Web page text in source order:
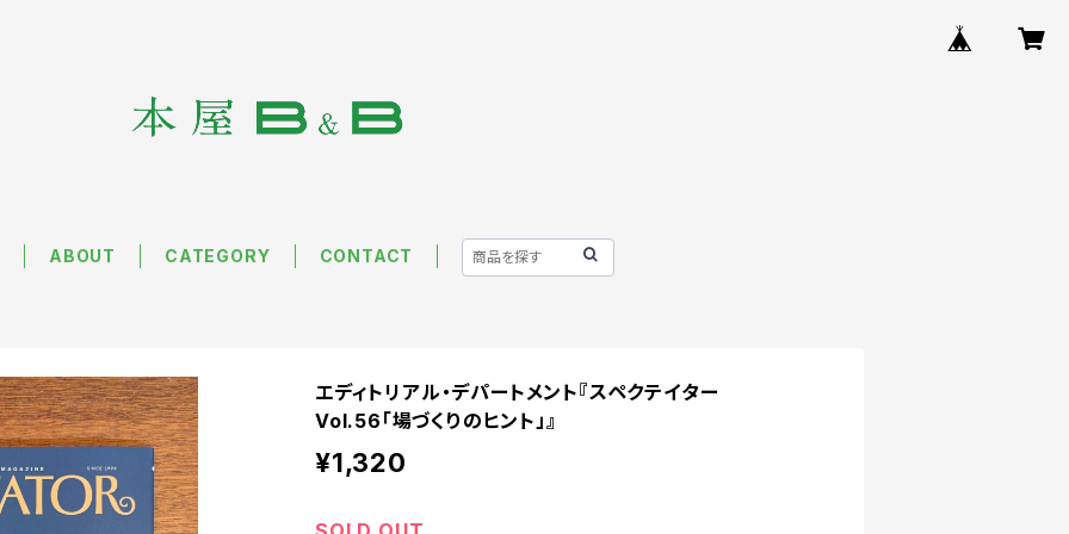
ABOUT CATEGORY CONTACT
エディトリアル・デパートメント『スペクテイター
Vol.56「場づくりのヒント」』
¥1,320